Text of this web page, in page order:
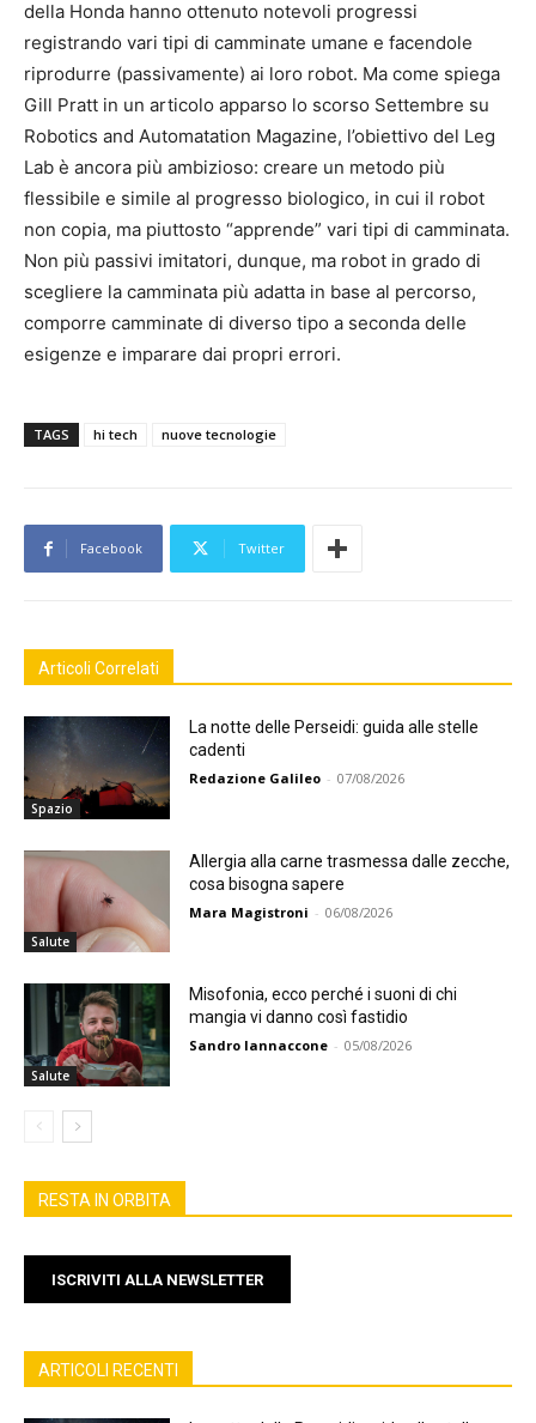
della Honda hanno ottenuto notevoli progressi
registrando vari tipi di camminate umane e facendole
riprodurre (passivamente) ai loro robot. Ma come spiega
Gill Pratt in un articolo apparso lo scorso Settembre su
Robotics and Automatation Magazine, l’obiettivo del Leg
Lab è ancora più ambizioso: creare un metodo più
flessibile e simile al progresso biologico, in cui il robot
non copia, ma piuttosto “apprende” vari tipi di camminata.
Non più passivi imitatori, dunque, ma robot in grado di
scegliere la camminata più adatta in base al percorso,
comporre camminate di diverso tipo a seconda delle
esigenze e imparare dai propri errori.
TAGS hi tech nuove tecnologie
Facebook Twitter
Articoli Correlati
Spazio
La notte delle Perseidi: guida alle stelle
cadenti
Redazione Galileo - 07/08/2026
Salute
Allergia alla carne trasmessa dalle zecche,
cosa bisogna sapere
Mara Magistroni - 06/08/2026
Salute
Misofonia, ecco perché i suoni di chi
mangia vi danno così fastidio
Sandro Iannaccone - 05/08/2026
RESTA IN ORBITA
ISCRIVITI ALLA NEWSLETTER
ARTICOLI RECENTI